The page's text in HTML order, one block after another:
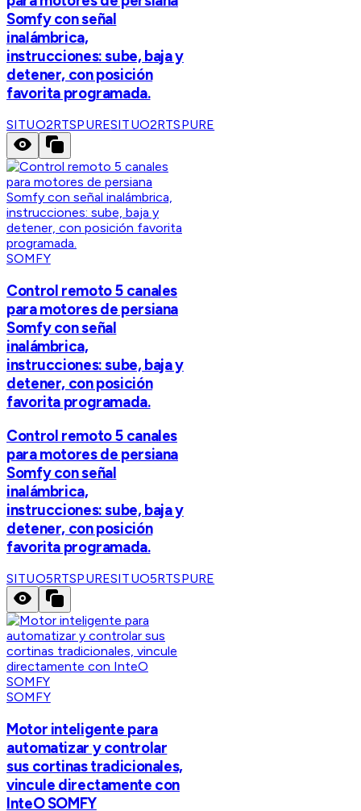
Somfy con señal
inalámbrica,
instrucciones: sube, baja y
detener, con posición
favorita programada.
SITUO2RTSPURESITUO2RTSPURE
SOMFY
Control remoto 5 canales
para motores de persiana
Somfy con señal
inalámbrica,
instrucciones: sube, baja y
detener, con posición
favorita programada.
Control remoto 5 canales
para motores de persiana
Somfy con señal
inalámbrica,
instrucciones: sube, baja y
detener, con posición
favorita programada.
SITUO5RTSPURESITUO5RTSPURE
SOMFY
Motor inteligente para
automatizar y controlar
sus cortinas tradicionales,
vincule directamente con
InteO SOMFY